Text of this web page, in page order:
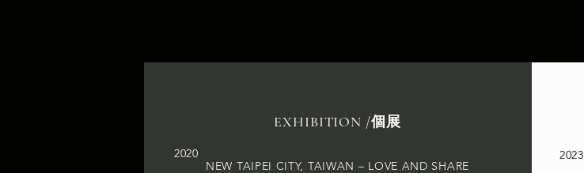
EXHIBITION /個展
2020
NEW TAIPEI CITY, TAIWAN – LOVE AND SHARE
2023